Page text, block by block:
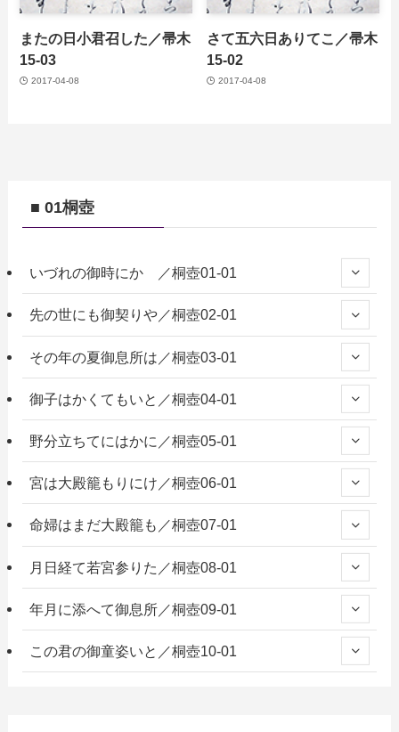
またの日小君召した／帚木
15-03
2017-04-08
さて五六日ありてこ／帚木
15-02
2017-04-08
■ 01桐壺
いづれの御時にか ／桐壺01-01
先の世にも御契りや／桐壺02-01
その年の夏御息所は／桐壺03-01
御子はかくてもいと／桐壺04-01
野分立ちてにはかに／桐壺05-01
宮は大殿籠もりにけ／桐壺06-01
命婦はまだ大殿籠も／桐壺07-01
月日経て若宮参りた／桐壺08-01
年月に添へて御息所／桐壺09-01
この君の御童姿いと／桐壺10-01